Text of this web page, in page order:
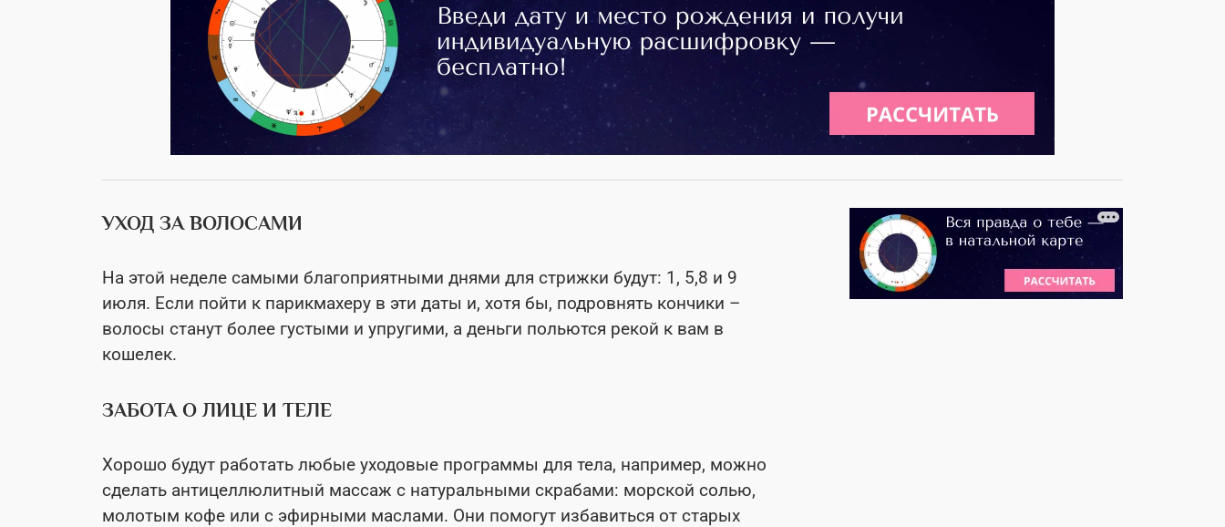
УХОД ЗА ВОЛОСАМИ
На этой неделе самыми благоприятными днями для стрижки будут: 1, 5,8 и 9
июля. Если пойти к парикмахеру в эти даты и, хотя бы, подровнять кончики –
волосы станут более густыми и упругими, а деньги польются рекой к вам в
кошелек.
ЗАБОТА О ЛИЦЕ И ТЕЛЕ
Хорошо будут работать любые уходовые программы для тела, например, можно
сделать антицеллюлитный массаж с натуральными скрабами: морской солью,
молотым кофе или с эфирными маслами. Они помогут избавиться от старых